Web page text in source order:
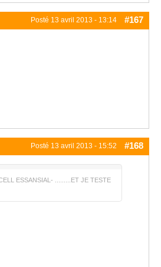
Posté 13 avril 2013 - 13:14 #167
Posté 13 avril 2013 - 15:52 #168
ESSANSIAL- .........ET JE TESTE